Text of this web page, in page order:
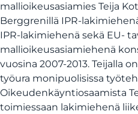
mallioikeusasiamies Teija
Berggrenillä IPR-
IPR-lakimiehenä sekä EU-
mallioikeusasiamiehenä
vuosina 2007-2013. Teijalla
työura monipuolisissa
Oikeudenkäyntiosaamista
toimiessaan lakimiehenä